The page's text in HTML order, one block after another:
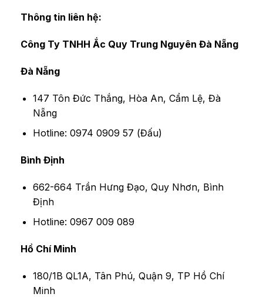
Thông tin liên hệ:
Công Ty TNHH Ắc Quy Trung Nguyên Đà Nẵng
Đà Nẵng
147 Tôn Đức Thắng, Hòa An, Cẩm Lệ, Đà
Nẵng
Hotline: 0974 0909 57 (Đấu)
Bình Định
662-664 Trần Hưng Đạo, Quy Nhơn, Bình
Định
Hotline: 0967 009 089
Hồ Chí Minh
180/1B QL1A, Tân Phú, Quận 9, TP Hồ Chí
Minh